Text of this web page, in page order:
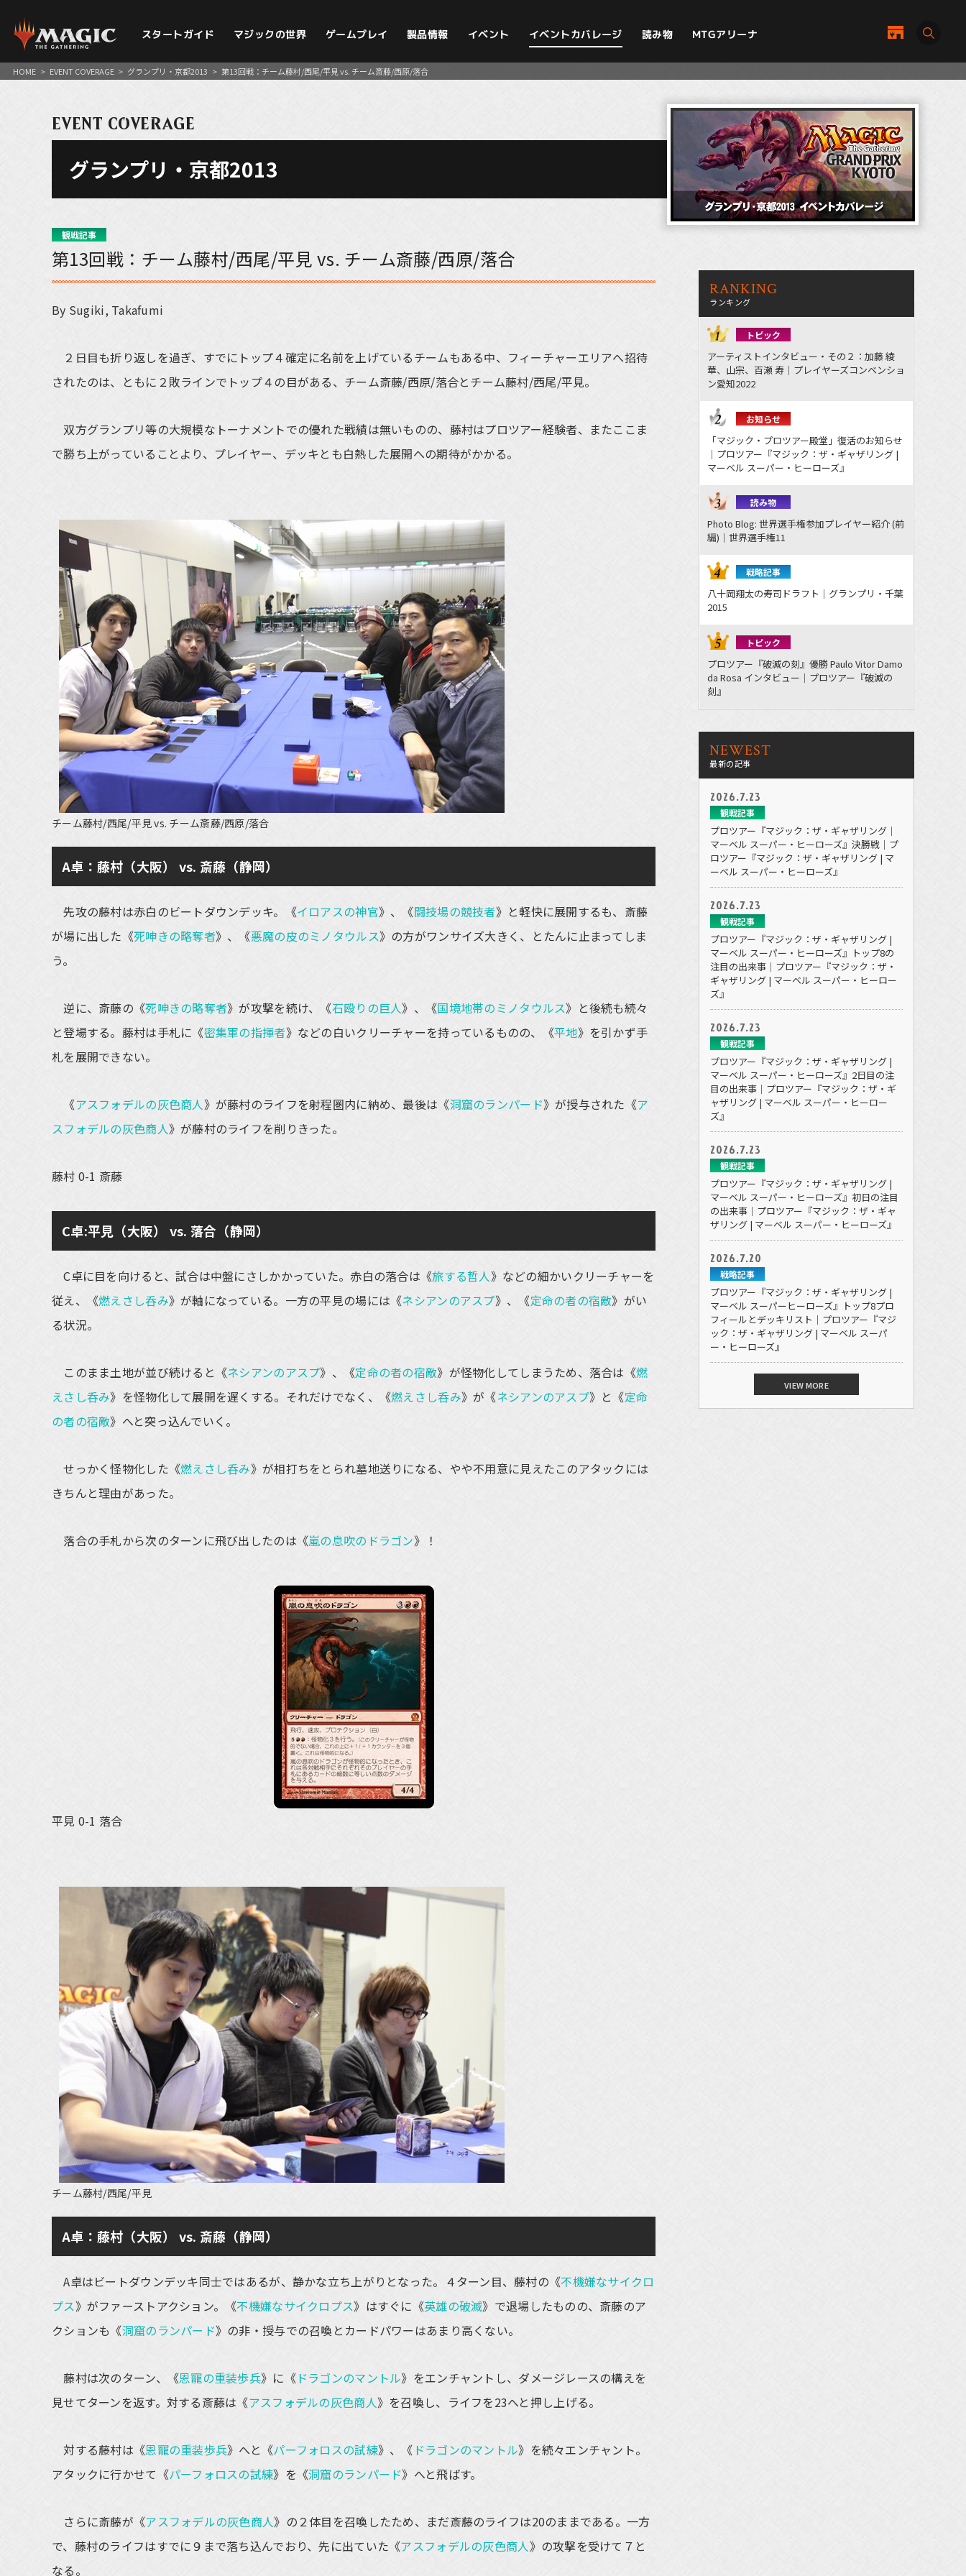
スタートガイド マジックの世界 ゲームプレイ 製品情報 イベント イベントカバレージ 読み物 MTGアリーナ
HOME > EVENT COVERAGE > グランプリ・京都2013 > 第13回戦：チーム藤村/西尾/平見 vs. チーム斎藤/西原/落合
EVENT COVERAGE
グランプリ・京都2013
観戦記事
第13回戦：チーム藤村/西尾/平見 vs. チーム斎藤/西原/落合
By Sugiki, Takafumi
２日目も折り返しを過ぎ、すでにトップ４確定に名前を上げているチームもある中、フィーチャーエリアへ招待
されたのは、ともに２敗ラインでトップ４の目がある、チーム斎藤/西原/落合とチーム藤村/西尾/平見。
双方グランプリ等の大規模なトーナメントでの優れた戦績は無いものの、藤村はプロツアー経験者、またここま
で勝ち上がっていることより、プレイヤー、デッキとも白熱した展開への期待がかかる。
チーム藤村/西尾/平見 vs. チーム斎藤/西原/落合
A卓：藤村（大阪） vs. 斎藤（静岡）
先攻の藤村は赤白のビートダウンデッキ。《イロアスの神官》、《闘技場の競技者》と軽快に展開するも、斎藤
が場に出した《死呻きの略奪者》、《悪魔の皮のミノタウルス》の方がワンサイズ大きく、とたんに止まってしま
う。
逆に、斎藤の《死呻きの略奪者》が攻撃を続け、《石殴りの巨人》、《国境地帯のミノタウルス》と後続も続々
と登場する。藤村は手札に《密集軍の指揮者》などの白いクリーチャーを持っているものの、《平地》を引かず手
札を展開できない。
《アスフォデルの灰色商人》が藤村のライフを射程圏内に納め、最後は《洞窟のランパード》が授与された《ア
スフォデルの灰色商人》が藤村のライフを削りきった。
藤村 0-1 斎藤
C卓:平見（大阪） vs. 落合（静岡）
C卓に目を向けると、試合は中盤にさしかかっていた。赤白の落合は《旅する哲人》などの細かいクリーチャーを
従え、《燃えさし呑み》が軸になっている。一方の平見の場には《ネシアンのアスプ》、《定命の者の宿敵》がい
る状況。
このまま土地が並び続けると《ネシアンのアスプ》、《定命の者の宿敵》が怪物化してしまうため、落合は《燃
えさし呑み》を怪物化して展開を遅くする。それだけでなく、《燃えさし呑み》が《ネシアンのアスプ》と《定命
の者の宿敵》へと突っ込んでいく。
せっかく怪物化した《燃えさし呑み》が相打ちをとられ墓地送りになる、やや不用意に見えたこのアタックには
きちんと理由があった。
落合の手札から次のターンに飛び出したのは《嵐の息吹のドラゴン》！
平見 0-1 落合
チーム藤村/西尾/平見
A卓：藤村（大阪） vs. 斎藤（静岡）
A卓はビートダウンデッキ同士ではあるが、静かな立ち上がりとなった。４ターン目、藤村の《不機嫌なサイクロ
プス》がファーストアクション。《不機嫌なサイクロプス》はすぐに《英雄の破滅》で退場したものの、斎藤のア
クションも《洞窟のランパード》の非・授与での召喚とカードパワーはあまり高くない。
藤村は次のターン、《恩寵の重装歩兵》に《 ドラゴンのマントル》をエンチャントし、ダメージレースの構えを
見せてターンを返す。対する斎藤は《アスフォデルの灰色商人》を召喚し、ライフを23へと押し上げる。
対する藤村は《恩寵の重装歩兵》へと《パーフォロスの試練》、《 ドラゴンのマントル》を続々エンチャント。
アタックに行かせて《パーフォロスの試練》を《洞窟のランパード》へと飛ばす。
さらに斎藤が《アスフォデルの灰色商人》の２体目を召喚したため、まだ斎藤のライフは20のままである。一方
で、藤村のライフはすでに９まで落ち込んでおり、先に出ていた《アスフォデルの灰色商人》の攻撃を受けて７と
なる。
RANKING
ランキング
トピック
アーティストインタビュー・その２：加藤 綾
華、山宗、百瀬 寿｜プレイヤーズコンベンショ
ン愛知2022
お知らせ
「マジック・プロツアー殿堂」復活のお知らせ
｜プロツアー『マジック：ザ・ギャザリング |
マーベル スーパー・ヒーローズ』
読み物
Photo Blog: 世界選手権参加プレイヤー紹介 (前
編)｜世界選手権11
戦略記事
八十岡翔太の寿司ドラフト｜グランプリ・千葉
2015
トピック
プロツアー『破滅の刻』優勝 Paulo Vitor Damo
da Rosa インタビュー｜プロツアー『破滅の
刻』
NEWEST
最新の記事
2026.7.23
観戦記事
プロツアー『マジック：ザ・ギャザリング｜
マーベル スーパー・ヒーローズ』決勝戦｜プ
ロツアー『マジック：ザ・ギャザリング | マ
ーベル スーパー・ヒーローズ』
2026.7.23
観戦記事
プロツアー『マジック：ザ・ギャザリング |
マーベル スーパー・ヒーローズ』トップ8の
注目の出来事｜プロツアー『マジック：ザ・
ギャザリング | マーベル スーパー・ヒーロー
ズ』
2026.7.23
観戦記事
プロツアー『マジック：ザ・ギャザリング |
マーベル スーパー・ヒーローズ』2日目の注
目の出来事｜プロツアー『マジック：ザ・ギ
ャザリング | マーベル スーパー・ヒーロー
ズ』
2026.7.23
観戦記事
プロツアー『マジック：ザ・ギャザリング |
マーベル スーパー・ヒーローズ』初日の注目
の出来事｜プロツアー『マジック：ザ・ギャ
ザリング | マーベル スーパー・ヒーローズ』
2026.7.20
戦略記事
プロツアー『マジック：ザ・ギャザリング |
マーベル スーパーヒーローズ』トップ8プロ
フィールとデッキリスト｜プロツアー『マジ
ック：ザ・ギャザリング | マーベル スーパ
ー・ヒーローズ』
VIEW MORE